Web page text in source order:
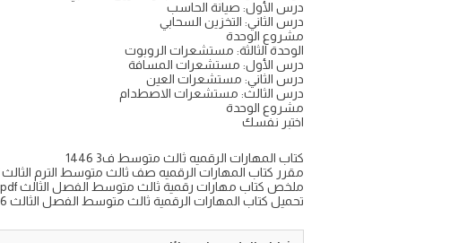
درس الأول: صيانة الحاسب
درس الثاني: التخزين السحابي
مشروع الوحدة
الوحدة الثالثة: مستشعرات الروبوت
درس الأول: مستشعرات المسافة
درس الثاني: مستشعرات العين
درس الثالث: مستشعرات الاصطدام
مشروع الوحدة
اختبر نفسك
كتاب المهارات الرقميه ثالث متوسط ف3 1446
مقرر كتاب المهارات الرقميه صف ثالث متوسط الترم الثالث pdf عرض مباشر 2025
ملخص كتاب مهارات رقمية ثالث متوسط الفصل الثالث pdf
تحميل كتاب المهارات الرقمية ثالث متوسط الفصل الثالث 1446 pdf